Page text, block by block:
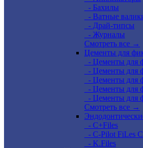
- Бахилы
- Ватные
- Драй-типсы
- Журналы
Смотреть все →
Цементы для
- Цементы для
- Цементы для
- Цементы для
- Цементы для
- Цементы для
Смотреть все →
- C+Files
- C-Pilot FiLes
- K.Files